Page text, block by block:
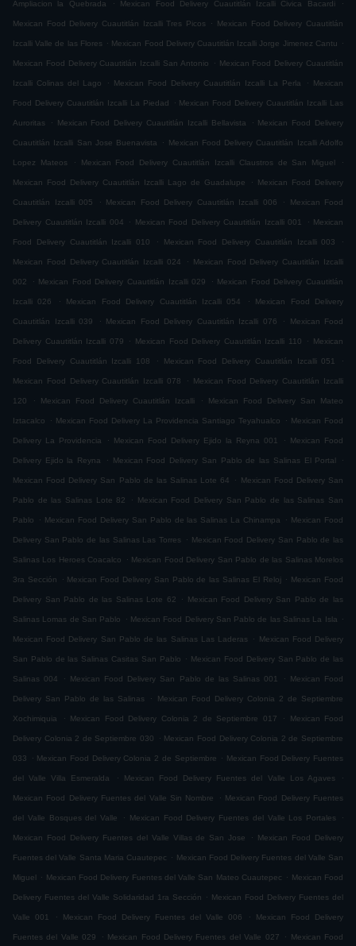
Ampliacion la Quebrada Mexican Food Delivery Cuautitlán Izcalli Civica Bacardi
Mexican Food Delivery Cuautitlán Izcalli Tres Picos . Mexican Food Delivery Cuautitlán
Izcalli Valle de las Flores . Mexican Food Delivery Cuautitlán Izcalli Jorge Jimenez Cantu .
Mexican Food Delivery Cuautitlán Izcalli San Antonio . Mexican Food Delivery Cuautitlán
Izcalli Colinas del Lago . Mexican Food Delivery Cuautitlán Izcalli La Perla . Mexican
Food Delivery Cuautitlán Izcalli La Piedad . Mexican Food Delivery Cuautitlán Izcalli Las
Auroritas . Mexican Food Delivery Cuautitlán Izcalli Bellavista . Mexican Food Delivery
Cuautitlán Izcalli San Jose Buenavista . Mexican Food Delivery Cuautitlán Izcalli Adolfo
Lopez Mateos . Mexican Food Delivery Cuautitlán Izcalli Claustros de San Miguel .
Mexican Food Delivery Cuautitlán Izcalli Lago de Guadalupe . Mexican Food Delivery
Cuautitlán Izcalli 005 . Mexican Food Delivery Cuautitlán Izcalli 006 . Mexican Food
Delivery Cuautitlán Izcalli 004 . Mexican Food Delivery Cuautitlán Izcalli 001 . Mexican
Food Delivery Cuautitlán Izcalli 010 . Mexican Food Delivery Cuautitlán Izcalli 003 .
Mexican Food Delivery Cuautitlán Izcalli 024 . Mexican Food Delivery Cuautitlán Izcalli
002 . Mexican Food Delivery Cuautitlán Izcalli 029 . Mexican Food Delivery Cuautitlán
Izcalli 026 . Mexican Food Delivery Cuautitlán Izcalli 054 . Mexican Food Delivery
Cuautitlán Izcalli 039 . Mexican Food Delivery Cuautitlán Izcalli 076 . Mexican Food
Delivery Cuautitlán Izcalli 079 . Mexican Food Delivery Cuautitlán Izcalli 110 . Mexican
Food Delivery Cuautitlán Izcalli 108 . Mexican Food Delivery Cuautitlán Izcalli 051 .
Mexican Food Delivery Cuautitlán Izcalli 078 . Mexican Food Delivery Cuautitlán Izcalli
120 . Mexican Food Delivery Cuautitlán Izcalli . Mexican Food Delivery San Mateo
Iztacalco . Mexican Food Delivery La Providencia Santiago Teyahualco . Mexican Food
Delivery La Providencia . Mexican Food Delivery Ejido la Reyna 001 . Mexican Food
Delivery Ejido la Reyna . Mexican Food Delivery San Pablo de las Salinas El Portal .
Mexican Food Delivery San Pablo de las Salinas Lote 64 . Mexican Food Delivery San
Pablo de las Salinas Lote 82 . Mexican Food Delivery San Pablo de las Salinas San
Pablo . Mexican Food Delivery San Pablo de las Salinas La Chinampa . Mexican Food
Delivery San Pablo de las Salinas Las Torres . Mexican Food Delivery San Pablo de las
Salinas Los Heroes Coacalco . Mexican Food Delivery San Pablo de las Salinas Morelos
3ra Sección . Mexican Food Delivery San Pablo de las Salinas El Reloj . Mexican Food
Delivery San Pablo de las Salinas Lote 62 . Mexican Food Delivery San Pablo de las
Salinas Lomas de San Pablo . Mexican Food Delivery San Pablo de las Salinas La Isla .
Mexican Food Delivery San Pablo de las Salinas Las Laderas . Mexican Food Delivery
San Pablo de las Salinas Casitas San Pablo . Mexican Food Delivery San Pablo de las
Salinas 004 . Mexican Food Delivery San Pablo de las Salinas 001 . Mexican Food
Delivery San Pablo de las Salinas . Mexican Food Delivery Colonia 2 de Septiembre
Xochimiquia . Mexican Food Delivery Colonia 2 de Septiembre 017 . Mexican Food
Delivery Colonia 2 de Septiembre 030 . Mexican Food Delivery Colonia 2 de Septiembre
033 . Mexican Food Delivery Colonia 2 de Septiembre . Mexican Food Delivery Fuentes
del Valle Villa Esmeralda . Mexican Food Delivery Fuentes del Valle Los Agaves .
Mexican Food Delivery Fuentes del Valle Sin Nombre . Mexican Food Delivery Fuentes
del Valle Bosques del Valle . Mexican Food Delivery Fuentes del Valle Los Portales .
Mexican Food Delivery Fuentes del Valle Villas de San Jose . Mexican Food Delivery
Fuentes del Valle Santa Maria Cuautepec . Mexican Food Delivery Fuentes del Valle San
Miguel . Mexican Food Delivery Fuentes del Valle San Mateo Cuautepec . Mexican Food
Delivery Fuentes del Valle Solidaridad 1ra Sección . Mexican Food Delivery Fuentes del
Valle 001 . Mexican Food Delivery Fuentes del Valle 006 . Mexican Food Delivery
Fuentes del Valle 029 . Mexican Food Delivery Fuentes del Valle 027 . Mexican Food